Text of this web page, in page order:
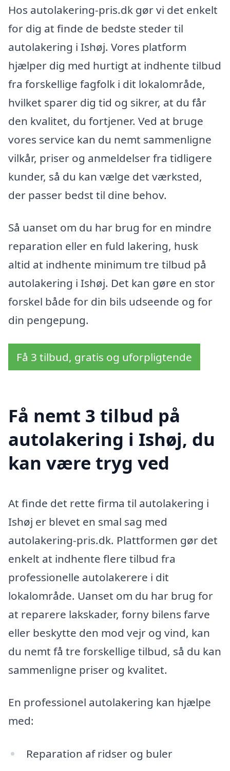
Hos autolakering-pris.dk gør vi det enkelt
for dig at finde de bedste steder til
autolakering i Ishøj. Vores platform
hjælper dig med hurtigt at indhente tilbud
fra forskellige fagfolk i dit lokalområde,
hvilket sparer dig tid og sikrer, at du får
den kvalitet, du fortjener. Ved at bruge
vores service kan du nemt sammenligne
vilkår, priser og anmeldelser fra tidligere
kunder, så du kan vælge det værksted,
der passer bedst til dine behov.
Så uanset om du har brug for en mindre
reparation eller en fuld lakering, husk
altid at indhente minimum tre tilbud på
autolakering i Ishøj. Det kan gøre en stor
forskel både for din bils udseende og for
din pengepung.
Få 3 tilbud, gratis og uforpligtende
Få nemt 3 tilbud på
autolakering i Ishøj, du
kan være tryg ved
At finde det rette firma til autolakering i
Ishøj er blevet en smal sag med
autolakering-pris.dk. Plattformen gør det
enkelt at indhente flere tilbud fra
professionelle autolakerere i dit
lokalområde. Uanset om du har brug for
at reparere lakskader, forny bilens farve
eller beskytte den mod vejr og vind, kan
du nemt få tre forskellige tilbud, så du kan
sammenligne priser og kvalitet.
En professionel autolakering kan hjælpe
med:
Reparation af ridser og buler